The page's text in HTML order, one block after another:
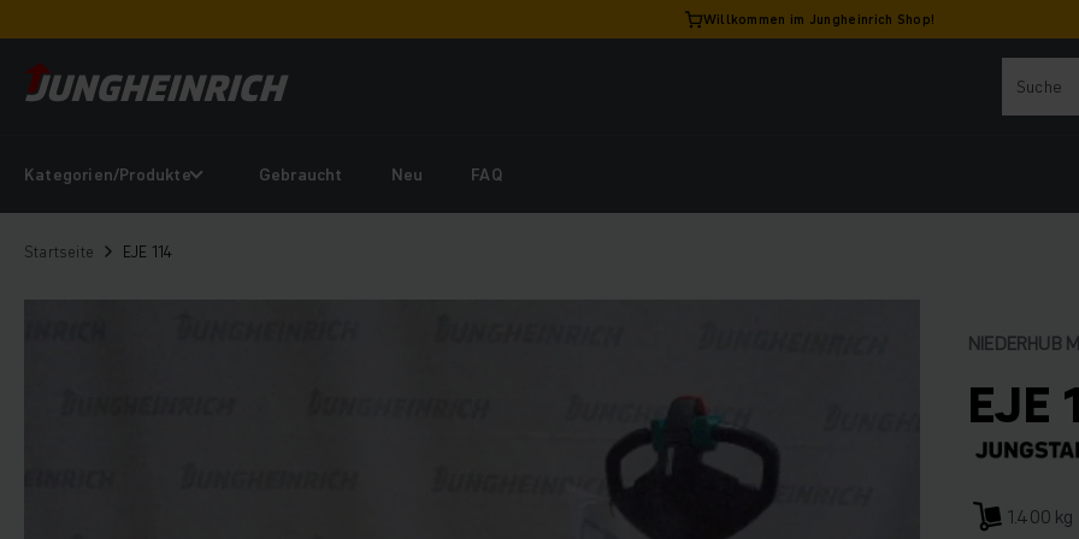
Willkommen im Jungheinrich Shop!
Kategorien/Produkte Gebraucht Neu FAQ
Startseite EJE 114
NIEDERHUB
EJE
1.400 kg